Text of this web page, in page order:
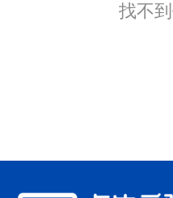
找不